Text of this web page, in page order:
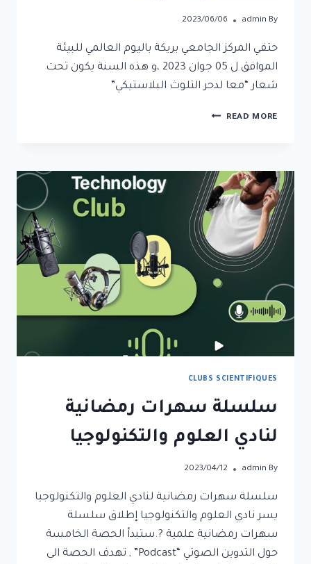
By
admin
2023/06/06
حتفي المركز الجامعي بريكة باليوم العالمي للبيئة
الموافق ل 05 جوان 2023 ،و هذه السنة يكون تحت
شعار “معا لدحر التلوث البلاستيكي”
READ MORE
CLUBS SCIENTIFIQUES
سلسلة سهرات رمضانية
لنادي العلوم والتكنولوجيا
By
admin
2023/04/12
سلسلة سهرات رمضانية لنادي العلوم والتكنولوجيا
يسر نادي العلوم والتكنولوجيا إطلاق سلسلة
سهرات رمضانية علمية ?.ستبدأ الحصة الخامسة
حول التدوين الصوتي “Podcast” , تهدف الحصة الى